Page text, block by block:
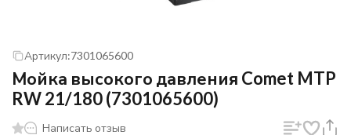
Артикул:7301065600
Мойка высокого давления Comet MTP
RW 21/180 (7301065600)
Написать отзыв